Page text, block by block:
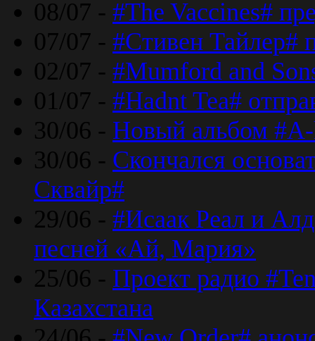
08/07 - #The Vaccines#
07/07 - #Стивен Тайлер#
02/07 - #Mumford and
01/07 - #Hadnt Tea#
30/06 - Новый альбом #A-
30/06 - Скончался
Сквайр#
29/06 - #Исаак Реал и
песней «Ай, Мария»
25/06 - Проект радио
Казахстана